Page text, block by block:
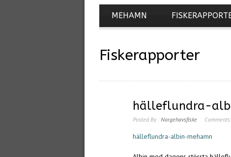
MEHAMN
Fiskerapporter
hälleflundra-
Posted By : Norgehavsfiske
hälleflundra-albin-mehamn